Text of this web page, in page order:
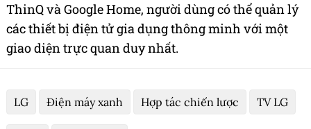
ThinQ và Google Home, người dùng có thể quản lý
các thiết bị điện tử gia dụng thông minh với một
giao diện trực quan duy nhất.
LG Điện máy xanh Hợp tác chiến lược TV LG